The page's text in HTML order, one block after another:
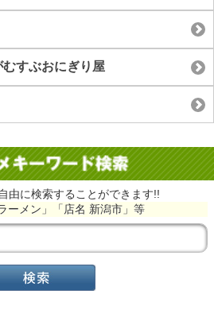
すぶおにぎり屋
由に検索することができます!!
ーメン」「店名 新潟市」等